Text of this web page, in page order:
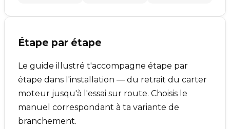
Étape par étape
Le guide illustré t'accompagne étape par
étape dans l'installation — du retrait du carter
moteur jusqu'à l'essai sur route. Choisis le
manuel correspondant à ta variante de
branchement.